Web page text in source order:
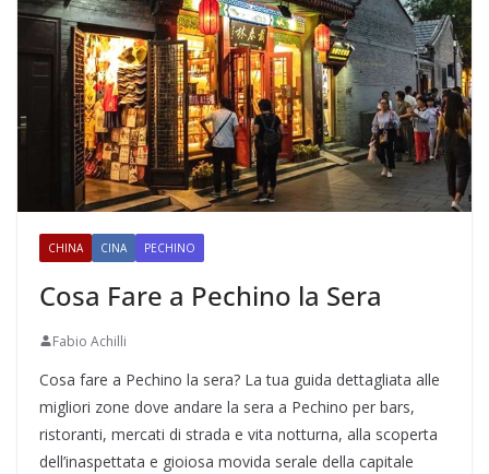
CHINA CINA PECHINO
Cosa Fare a Pechino la Sera
Fabio Achilli
Cosa fare a Pechino la sera? La tua guida dettagliata alle
migliori zone dove andare la sera a Pechino per bars,
ristoranti, mercati di strada e vita notturna, alla scoperta
dell’inaspettata e gioiosa movida serale della capitale